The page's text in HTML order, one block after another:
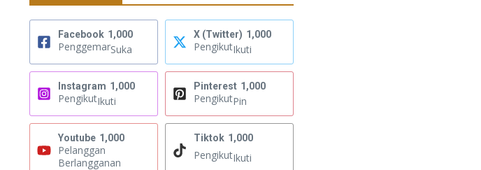
Facebook 1,000
PenggemarSuka
X (Twitter) 1,000
PengikutIkuti
Instagram 1,000
PengikutIkuti
Pinterest 1,000
PengikutPin
Youtube 1,000
Pelanggan
Berlangganan
Tiktok 1,000
PengikutIkuti